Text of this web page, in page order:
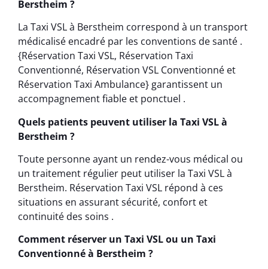
Berstheim ?
La Taxi VSL à Berstheim correspond à un transport
médicalisé encadré par les conventions de santé .
{Réservation Taxi VSL, Réservation Taxi
Conventionné, Réservation VSL Conventionné et
Réservation Taxi Ambulance} garantissent un
accompagnement fiable et ponctuel .
Quels patients peuvent utiliser la Taxi VSL à
Berstheim ?
Toute personne ayant un rendez-vous médical ou
un traitement régulier peut utiliser la Taxi VSL à
Berstheim. Réservation Taxi VSL répond à ces
situations en assurant sécurité, confort et
continuité des soins .
Comment réserver un Taxi VSL ou un Taxi
Conventionné à Berstheim ?